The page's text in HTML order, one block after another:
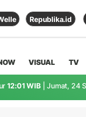
Republika.id
VISUAL TV
12:01 WIB | Jumat, 24